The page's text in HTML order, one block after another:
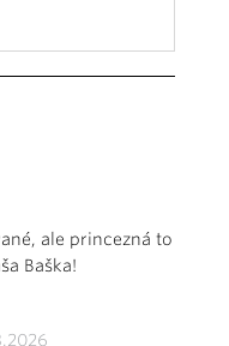
ale princezná to
Baška!